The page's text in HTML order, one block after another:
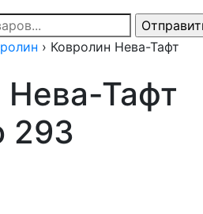
› Ковролин Нева-Тафт
Нева-Тафт
293